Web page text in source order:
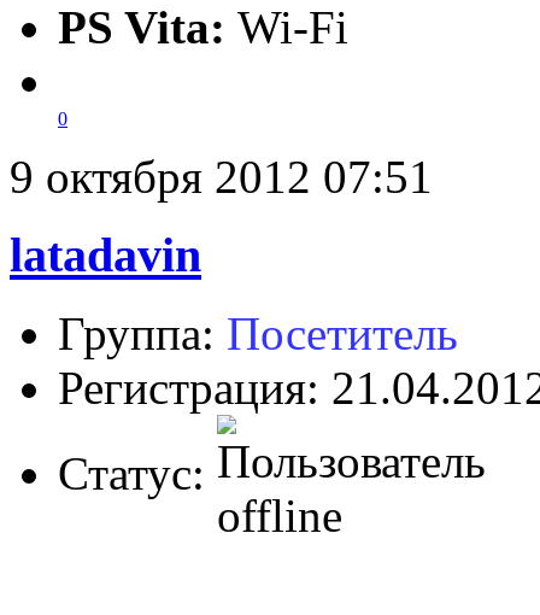
PS Vita: Wi-Fi
0
9 октября 2012 07:51
latadavin
Группа: Посетитель
Регистрация:
Статус: